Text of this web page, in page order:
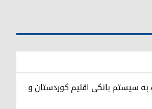
ورود Apple Pay به سیستم بانکی اقلیم کوردستان و